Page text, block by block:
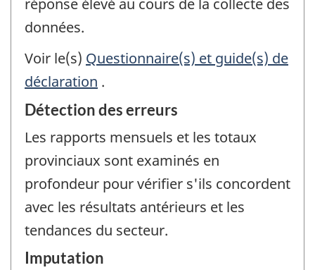
données.
Voir le(s) Questionnaire(s) et guide(s) de
déclaration .
Détection des erreurs
Les rapports mensuels et les totaux
provinciaux sont examinés en
profondeur pour vérifier s'ils concordent
avec les résultats antérieurs et les
tendances du secteur.
Imputation